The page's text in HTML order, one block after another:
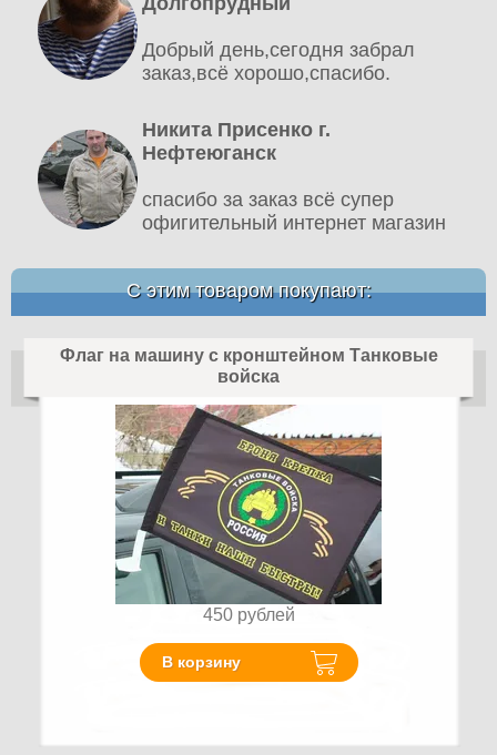
Добрый день,сегодня забрал
заказ,всё хорошо,спасибо.
Никита Присенко г.
Нефтеюганск
спасибо за заказ всё супер
офигительный интернет магазин
С этим товаром покупают:
Флаг на машину с кронштейном Танковые
войска
450 рублей
В корзину